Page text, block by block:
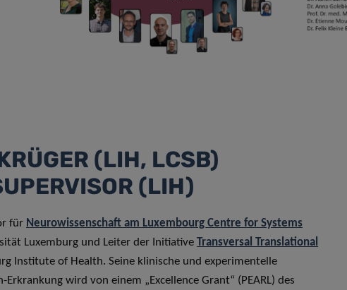
(LIH, LCSB)
(LIH)
für Neurowissenschaft am Luxembourg Centre for Systems
Luxemburg und Leiter der Initiative Transversal Translational
Institute of Health. Seine klinische und experimentelle
Erkrankung wird von einem „Excellence Grant“ (PEARL) des